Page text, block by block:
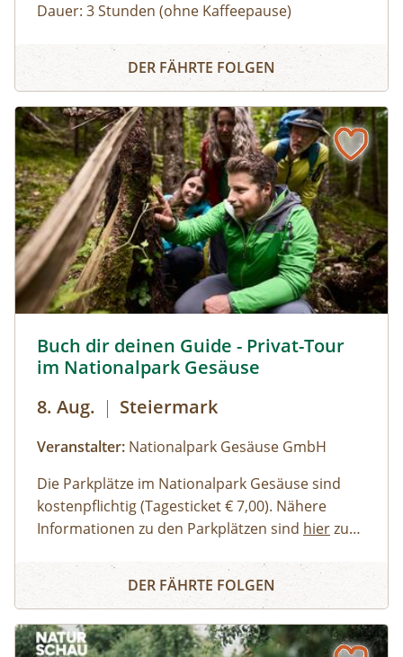
Dauer: 3 Stunden (ohne Kaffeepause)
Gesäuse mit Nationalpark Ranger:in – wilde
Natur und besondere Orte.
Bus muss gestellt werden. Auf Wunsch ist eine
Kaffeepause im Nationalpark Pavillon
Gstatterboden möglich (nicht im Preis
inkludiert, muss selbst organisiert
werden).Wetterfeste Bekleidung und festes
Schuhwerk für Zwischenstopps ist
empfehlenswert.
Panoramarundfahrt im Nationalpark Gesäuse
DER FÄHRTE FOLGEN
Buch dir deinen Guide - Privat-Tour
im Nationalpark Gesäuse
8. Aug. | Steiermark
Veranstalter: Nationalpark Gesäuse GmbH
Die Parkplätze im Nationalpark Gesäuse sind
kostenpflichtig (Tagesticket € 7,00). Nähere
Informationen zu den Parkplätzen sind hierzu
den Nationalpark Gesäuse stehen
zur
Familien, Erwachsene mit Kindern
Kinder und Jugendliche
Buch dir deinen Guide - Privat-Tour im Nationalpark
DER FÄHRTE FOLGEN